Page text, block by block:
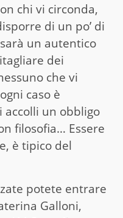
chi vi circonda,
di un po’ di
un autentico
dei
che vi
caso è
accolli un obbligo
filosofia… Essere
è tipico del
potete entrare
Galloni,